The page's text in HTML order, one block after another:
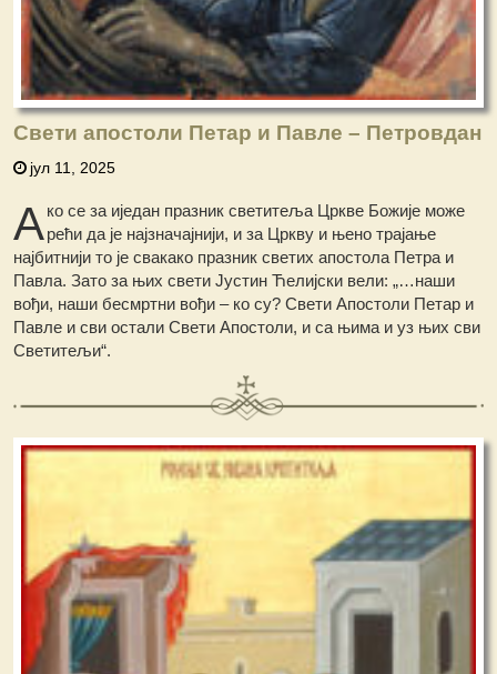
Свети апостоли Петар и Павле – Петровдан
јул 11, 2025
Ако се за иједан празник светитеља Цркве Божије може
рећи да је најзначајнији, и за Цркву и њено трајање
најбитнији то је свакако празник светих апостола Петра и
Павла. Зато за њих свети Јустин Ћелијски вели: „…наши
вођи, наши бесмртни вођи – ко су? Свети Апостоли Петар и
Павле и сви остали Свети Апостоли, и са њима и уз њих сви
Светитељи“.